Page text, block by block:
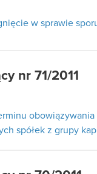
w sprawie
nr 71/2011
spółek z grupy